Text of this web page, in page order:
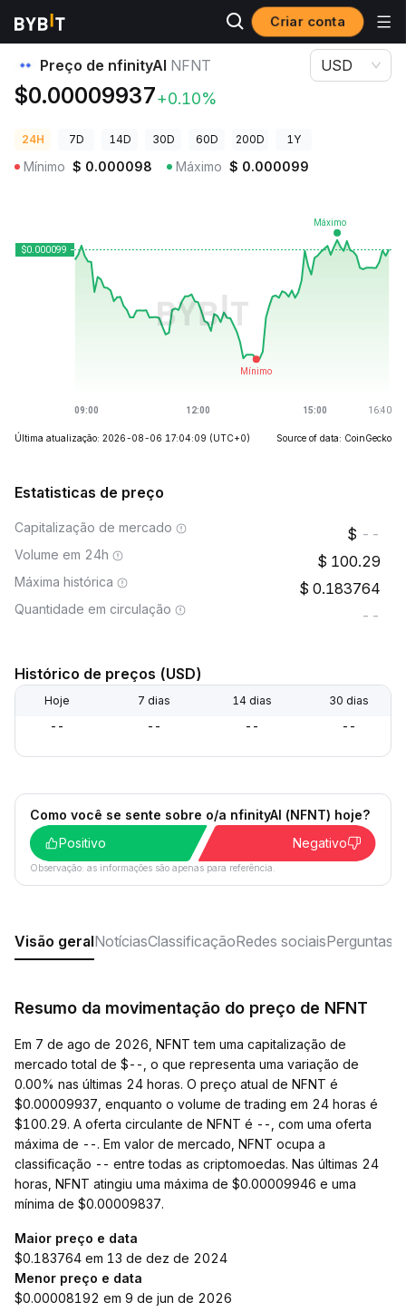
Criar conta
Preços de Criptomoedas Preço de nfinityAI NFNT
Preço de nfinityAI NFNT
$0.00009937+0.10%
USD
24H 7D 14D 30D 60D 200D 1Y
Mínimo $ 0.000098 Máximo $ 0.000099
Última atualização: 2026-08-06 17:04:09 (UTC+0) Source of data: CoinGecko
Estatisticas de preço
Capitalização de mercado --
Volume em 24h 100.29
Máxima histórica 0.183764
Quantidade em circulação --
Histórico de preços (USD)
Hoje 7 dias 14 dias 30 dias
-- -- -- --
Como você se sente sobre o/a nfinityAI (NFNT) hoje?
Positivo
Negativo
Observação: as informações são apenas para referência.
Visão geralNotíciasClassificaçãoRedes sociaisPerguntas
Resumo da movimentação do preço de NFNT
Em 7 de ago de 2026, NFNT tem uma capitalização de
mercado total de $--, o que representa uma variação de
0.00% nas últimas 24 horas. O preço atual de NFNT é
$0.00009937, enquanto o volume de trading em 24 horas é
$100.29. A oferta circulante de NFNT é --, com uma oferta
máxima de --. Em valor de mercado, NFNT ocupa a
classificação -- entre todas as criptomoedas. Nas últimas 24
horas, NFNT atingiu uma máxima de $0.00009946 e uma
mínima de $0.00009837.
Maior preço e data
$0.183764 em 13 de dez de 2024
Menor preço e data
$0.00008192 em 9 de jun de 2026